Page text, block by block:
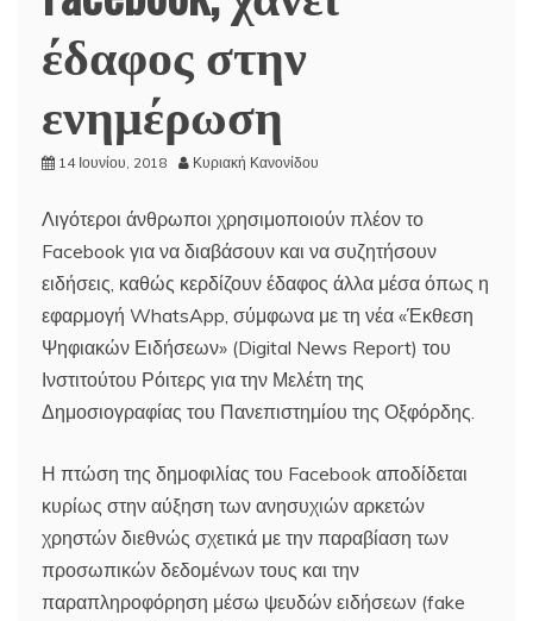
έδαφος στην
ενημέρωση
14 Ιουνίου, 2018 Κυριακή Κανονίδου
Λιγότεροι άνθρωποι χρησιμοποιούν πλέον το
Facebook για να διαβάσουν και να συζητήσουν
ειδήσεις, καθώς κερδίζουν έδαφος άλλα μέσα όπως η
εφαρμογή WhatsApp, σύμφωνα με τη νέα «Έκθεση
Ψηφιακών Ειδήσεων» (Digital News Report) του
Ινστιτούτου Ρόιτερς για την Μελέτη της
Δημοσιογραφίας του Πανεπιστημίου της Οξφόρδης.
Η πτώση της δημοφιλίας του Facebook αποδίδεται
κυρίως στην αύξηση των ανησυχιών αρκετών
χρηστών διεθνώς σχετικά με την παραβίαση των
προσωπικών δεδομένων τους και την
παραπληροφόρηση μέσω ψευδών ειδήσεων (fake